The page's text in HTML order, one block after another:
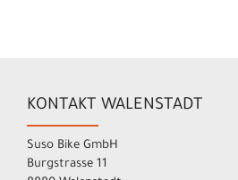
KONTAKT WALENSTADT
Suso Bike GmbH
Burgstrasse 11